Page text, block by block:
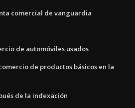
comercial de vanguardia
de automóviles usados
de productos básicos en la
de la indexación